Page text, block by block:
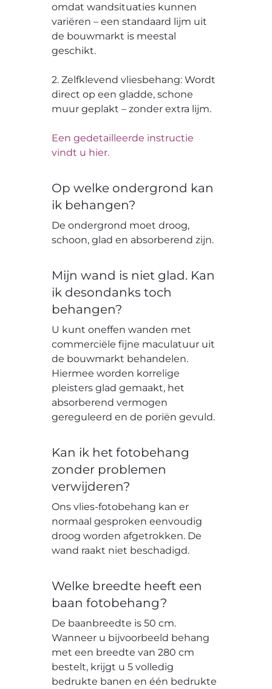
omdat wandsituaties kunnen
variëren – een standaard lijm uit
de bouwmarkt is meestal
geschikt.
2. Zelfklevend vliesbehang: Wordt
direct op een gladde, schone
muur geplakt – zonder extra lijm.
Een gedetailleerde instructie
vindt u hier.
Op welke ondergrond kan
ik behangen?
De ondergrond moet droog,
schoon, glad en absorberend zijn.
Mijn wand is niet glad. Kan
ik desondanks toch
behangen?
U kunt oneffen wanden met
commerciële fijne maculatuur uit
de bouwmarkt behandelen.
Hiermee worden korrelige
pleisters glad gemaakt, het
absorberend vermogen
gereguleerd en de poriën gevuld.
Kan ik het fotobehang
zonder problemen
verwijderen?
Ons vlies-fotobehang kan er
normaal gesproken eenvoudig
droog worden afgetrokken. De
wand raakt niet beschadigd.
Welke breedte heeft een
baan fotobehang?
De baanbreedte is 50 cm.
Wanneer u bijvoorbeeld behang
met een breedte van 280 cm
bestelt, krijgt u 5 volledig
bedrukte banen en één bedrukte